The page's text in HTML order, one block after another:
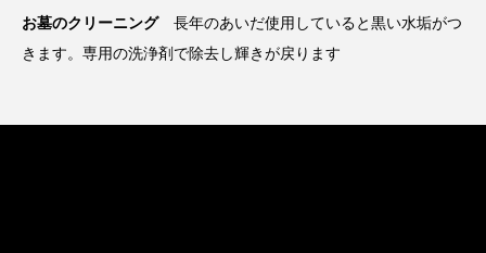
お墓のクリーニング長年のあいだ使用していると黒い水垢がつ
きます。専用の洗浄剤で除去し輝きが戻ります